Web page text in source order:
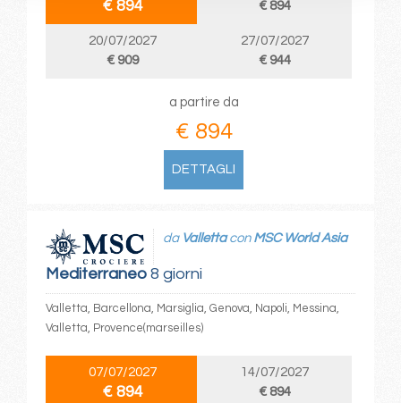
€ 894
€ 894
20/07/2027
€ 909
27/07/2027
€ 944
a partire da
€ 894
DETTAGLI
Mediterraneo8 giorni
da Vallettacon MSC World Asia
Valletta, Barcellona, Marsiglia, Genova, Napoli, Messina,
Valletta, Provence(marseilles)
07/07/2027
€ 894
14/07/2027
€ 894